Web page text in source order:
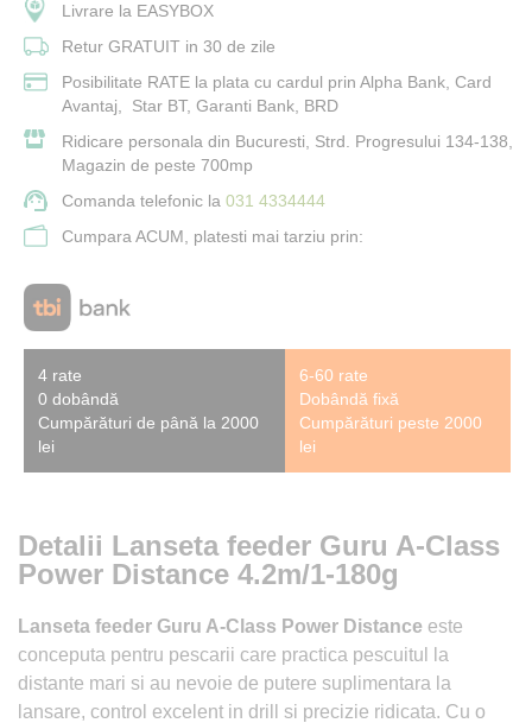
Livrare la EASYBOX
Retur GRATUIT in 30 de zile
Posibilitate RATE la plata cu cardul prin Alpha Bank, Card
Avantaj, Star BT, Garanti Bank, BRD
Ridicare personala din Bucuresti, Strd. Progresului 134-138,
Magazin de peste 700mp
Comanda telefonic la 031 4334444
Cumpara ACUM, platesti mai tarziu prin:
4 rate
0 dobândă
Cumpărături de până la 2000
lei
6-60 rate
Dobândă fixă
Cumpărături peste 2000
lei
Detalii Lanseta feeder Guru A-Class
Power Distance 4.2m/1-180g
Lanseta feeder Guru A-Class Power Distance este
conceputa pentru pescarii care practica pescuitul la
distante mari si au nevoie de putere suplimentara la
lansare, control excelent in drill si precizie ridicata. Cu o